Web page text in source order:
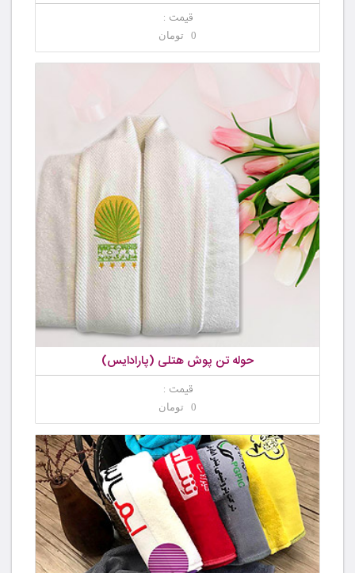
قیمت :
0 تومان
حوله تن پوش هتلی (پارادایس)
قیمت :
0 تومان